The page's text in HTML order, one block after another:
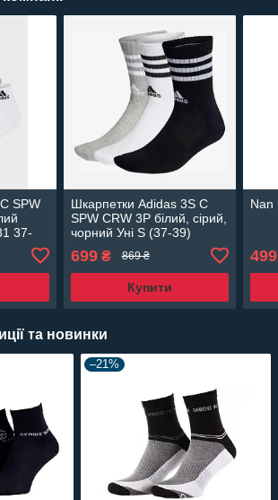
SPW
37-
Шкарпетки Adidas 3S C
SPW CRW 3P білий, сірий,
чорний Уні S (37-39)
699₴ 869 ₴
Купити
Nan
499
та новинки
–21%